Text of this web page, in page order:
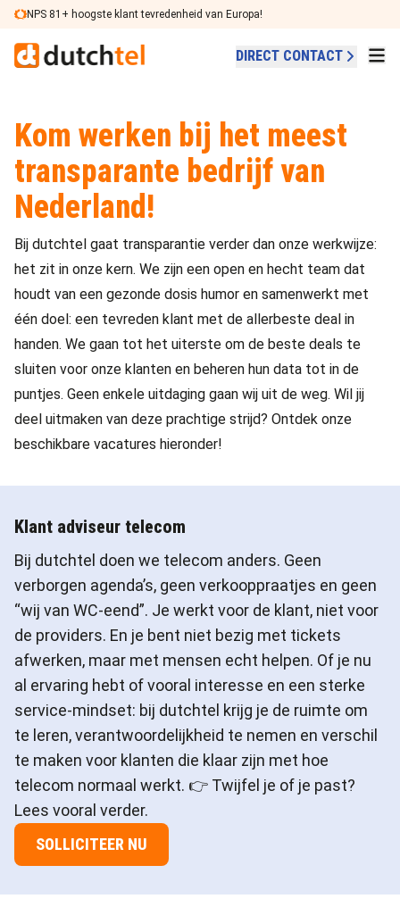
Ga naar de inhoud
NPS 81+ hoogste klant tevredenheid van Europa!
DIRECT CONTACT
Kom werken bij het meest
transparante bedrijf van
Nederland!
Bij dutchtel gaat transparantie verder dan onze werkwijze:
het zit in onze kern. We zijn een open en hecht team dat
houdt van een gezonde dosis humor en samenwerkt met
één doel: een tevreden klant met de allerbeste deal in
handen. We gaan tot het uiterste om de beste deals te
sluiten voor onze klanten en beheren hun data tot in de
puntjes. Geen enkele uitdaging gaan wij uit de weg. Wil jij
deel uitmaken van deze prachtige strijd? Ontdek onze
beschikbare vacatures hieronder!
Klant adviseur telecom
Bij dutchtel doen we telecom anders. Geen
verborgen agenda’s, geen verkooppraatjes en geen
“wij van WC-eend”. Je werkt voor de klant, niet voor
de providers. En je bent niet bezig met tickets
afwerken, maar met mensen echt helpen. Of je nu
al ervaring hebt of vooral interesse en een sterke
service-mindset: bij dutchtel krijg je de ruimte om
te leren, verantwoordelijkheid te nemen en verschil
te maken voor klanten die klaar zijn met hoe
telecom normaal werkt. 👉 Twijfel je of je past?
Lees vooral verder.
SOLLICITEER NU